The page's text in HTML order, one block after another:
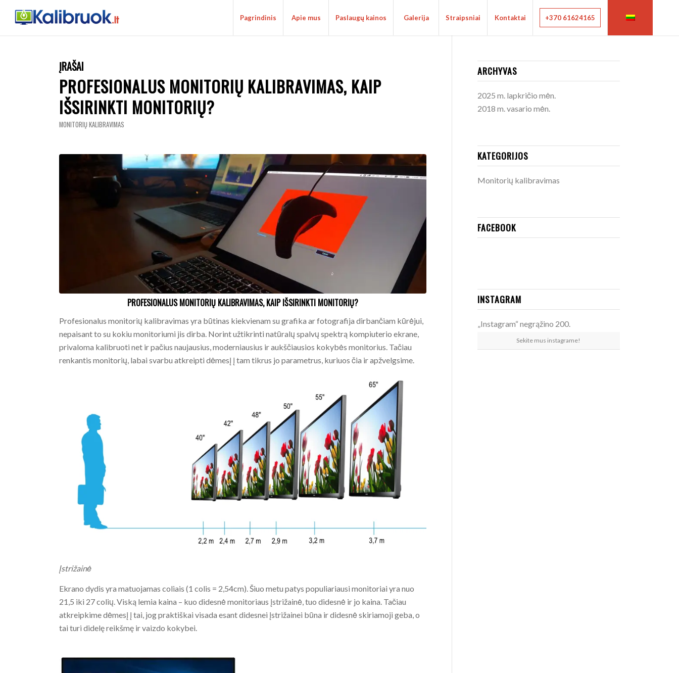
Pagrindinis Apie mus Paslaugų kainos Galerija Straipsniai Kontaktai +370 61624165
ĮRAŠAI
PROFESIONALUS MONITORIŲ KALIBRAVIMAS, KAIP
IŠSIRINKTI MONITORIŲ?
MONITORIŲ KALIBRAVIMAS
PROFESIONALUS MONITORIŲ KALIBRAVIMAS, KAIP IŠSIRINKTI MONITORIŲ?
Profesionalus monitorių kalibravimas yra būtinas kiekvienam su grafika ar fotografija dirbančiam kūrėjui,
nepaisant to su kokiu monitoriumi jis dirba. Norint užtikrinti natūralų spalvų spektrą kompiuterio ekrane,
privaloma kalibruoti net ir pačius naujausius, moderniausius ir aukščiausios kokybės monitorius. Tačiau
renkantis monitorių, labai svarbu atkreipti dėmesį į tam tikrus jo parametrus, kuriuos čia ir apžvelgsime.
Įstrižainė
Ekrano dydis yra matuojamas coliais (1 colis = 2,54cm). Šiuo metu patys populiariausi monitoriai yra nuo
21,5 iki 27 colių. Viską lemia kaina – kuo didesnė monitoriaus įstrižainė, tuo didesnė ir jo kaina. Tačiau
atkreipkime dėmesį į tai, jog praktiškai visada esant didesnei įstrižainei būna ir didesnė skiriamoji geba, o
tai turi didelę reikšmę ir vaizdo kokybei.
ARCHYVAS
2025 m. lapkričio mėn.
2018 m. vasario mėn.
KATEGORIJOS
Monitorių kalibravimas
FACEBOOK
INSTAGRAM
„Instagram“ negrąžino 200.
Sekite mus instagrame!